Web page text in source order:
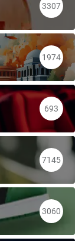
3307
1974
693
7145
3060